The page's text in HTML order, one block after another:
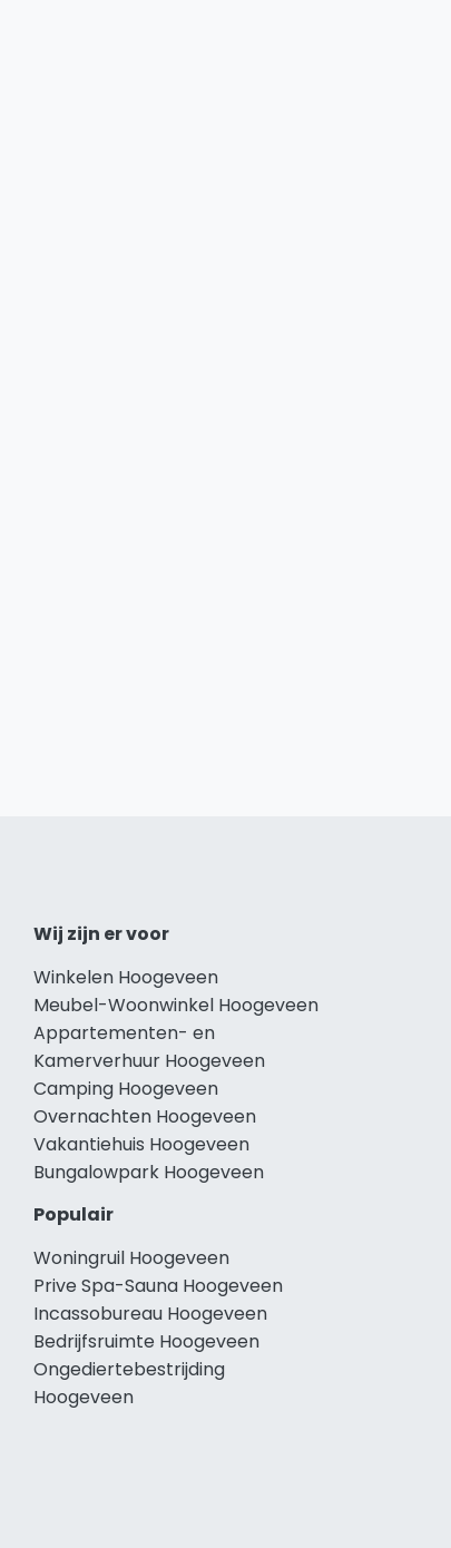
Wij zijn er voor
Winkelen Hoogeveen
Meubel-Woonwinkel Hoogeveen
Appartementen- en
Kamerverhuur Hoogeveen
Camping Hoogeveen
Overnachten Hoogeveen
Vakantiehuis Hoogeveen
Bungalowpark Hoogeveen
Populair
Woningruil Hoogeveen
Prive Spa-Sauna Hoogeveen
Incassobureau Hoogeveen
Bedrijfsruimte Hoogeveen
Ongediertebestrijding
Hoogeveen